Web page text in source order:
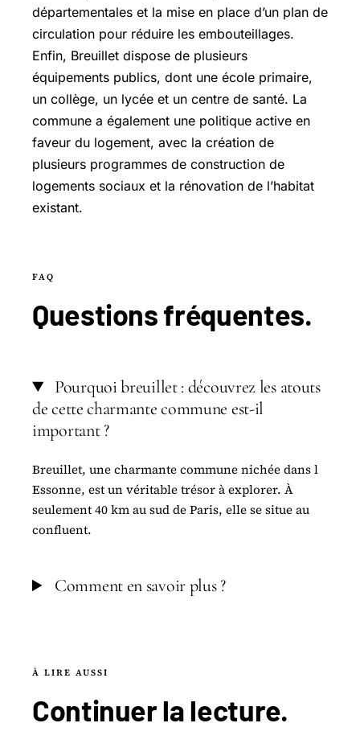
départementales et la mise en place d’un plan de
circulation pour réduire les embouteillages.
Enfin, Breuillet dispose de plusieurs
équipements publics, dont une école primaire,
un collège, un lycée et un centre de santé. La
commune a également une politique active en
faveur du logement, avec la création de
plusieurs programmes de construction de
logements sociaux et la rénovation de l’habitat
existant.
FAQ
Questionsfréquentes.
Pourquoi breuillet : découvrez les atouts
de cette charmante commune est-il
important ?
Breuillet, une charmante commune nichée dans l
Essonne, est un véritable trésor à explorer. À
seulement 40 km au sud de Paris, elle se situe au
confluent.
Comment en savoir plus ?
À LIRE AUSSI
Continuer lalecture.